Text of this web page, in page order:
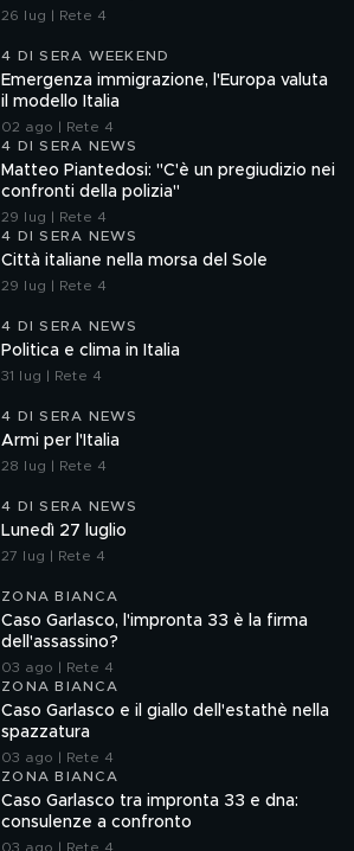
26 lug | Rete 4
4 DI SERA WEEKEND
Emergenza immigrazione, l'Europa valuta
il modello Italia
02 ago | Rete 4
4 DI SERA NEWS
Matteo Piantedosi: "C'è un pregiudizio nei
confronti della polizia"
29 lug | Rete 4
4 DI SERA NEWS
Città italiane nella morsa del Sole
29 lug | Rete 4
4 DI SERA NEWS
Politica e clima in Italia
31 lug | Rete 4
4 DI SERA NEWS
Armi per l'Italia
28 lug | Rete 4
4 DI SERA NEWS
Lunedì 27 luglio
27 lug | Rete 4
ZONA BIANCA
Caso Garlasco, l'impronta 33 è la firma
dell'assassino?
03 ago | Rete 4
ZONA BIANCA
Caso Garlasco e il giallo dell'estathè nella
spazzatura
03 ago | Rete 4
ZONA BIANCA
Caso Garlasco tra impronta 33 e dna:
consulenze a confronto
03 ago | Rete 4